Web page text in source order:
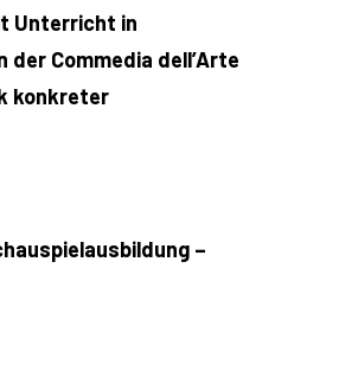
Unterricht in
Commedia dell’Arte
konkreter
–